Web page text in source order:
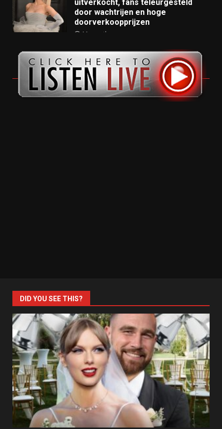
uitverkocht, fans teleurgesteld
door wachtrijen en hoge
doorverkoopprijzen
11 months ago
DID YOU SEE THIS?